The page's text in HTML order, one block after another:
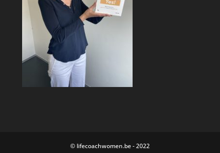
© lifecoachwomen.be - 2022